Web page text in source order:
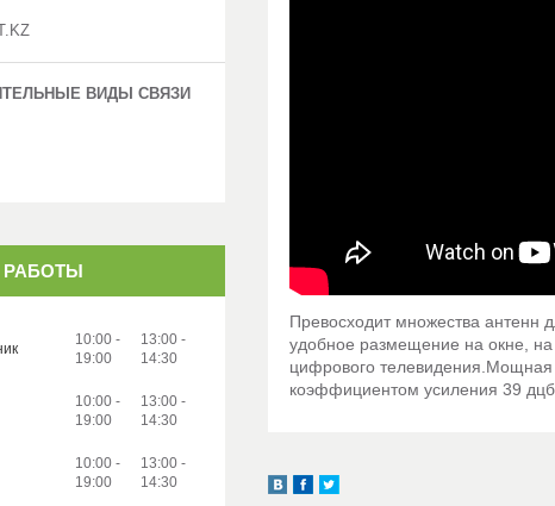
Превосходит множества антенн
удобное размещение на окне,
цифрового телевидения.Мощная
коэффициентом усиления 39
РАБОТЫ
10:00
19:00
13:00
14:30
10:00
19:00
13:00
14:30
10:00
19:00
13:00
14:30